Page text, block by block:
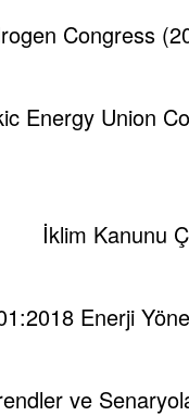
Congress
Energy Union
İklim Kanunu
Enerji
ve